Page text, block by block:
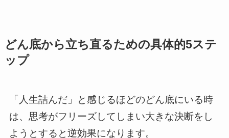
どん底から立ち直るための具体的5ステ
ップ
「人生詰んだ」と感じるほどのどん底にいる時
は、思考がフリーズしてしまい大きな決断をし
ようとすると逆効果になります。